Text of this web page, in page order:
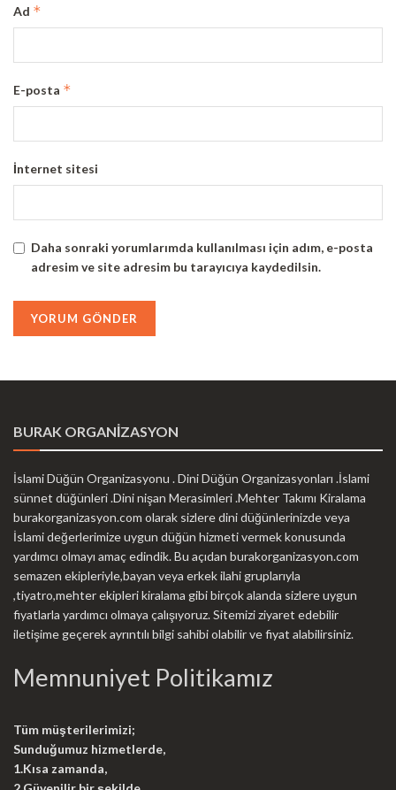
Ad *
E-posta *
İnternet sitesi
Daha sonraki yorumlarımda kullanılması için adım, e-posta
adresim ve site adresim bu tarayıcıya kaydedilsin.
BURAK ORGANİZASYON
İslami Düğün Organizasyonu . Dini Düğün Organizasyonları .İslami
sünnet düğünleri .Dini nişan Merasimleri .Mehter Takımı Kiralama
burakorganizasyon.com olarak sizlere dini düğünlerinizde veya
İslami değerlerimize uygun düğün hizmeti vermek konusunda
yardımcı olmayı amaç edindik. Bu açıdan burakorganizasyon.com
semazen ekipleriyle,bayan veya erkek ilahi gruplarıyla
,tiyatro,mehter ekipleri kiralama gibi birçok alanda sizlere uygun
fiyatlarla yardımcı olmaya çalışıyoruz. Sitemizi ziyaret edebilir
iletişime geçerek ayrıntılı bilgi sahibi olabilir ve fiyat alabilirsiniz.
Memnuniyet Politikamız
Tüm müşterilerimizi;
Sunduğumuz hizmetlerde,
1.Kısa zamanda,